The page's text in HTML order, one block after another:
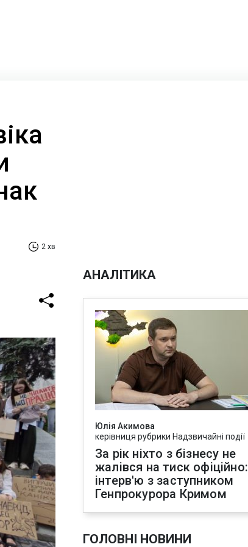
2 хв
АНАЛІТИКА
Юлія Акимова
керівниця рубрики Надзвичайні події
За рік ніхто з бізнесу не
жалівся на тиск офіційно:
інтерв'ю з заступником
Генпрокурора Кримом
ГОЛОВНІ НОВИНИ